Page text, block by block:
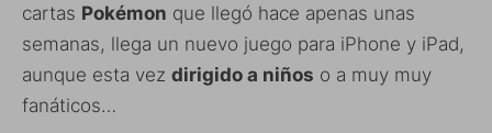
cartas Pokémon que llegó hace apenas unas
semanas, llega un nuevo juego para iPhone y iPad,
aunque esta vez dirigido a niños o a muy muy
fanáticos…